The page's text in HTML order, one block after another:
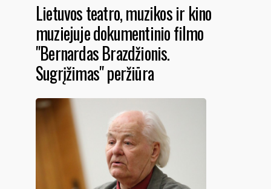
PERŽIŪRA
Lietuvos teatro, muzikos ir kino
muziejuje dokumentinio filmo
"Bernardas Brazdžionis.
Sugrįžimas" peržiūra